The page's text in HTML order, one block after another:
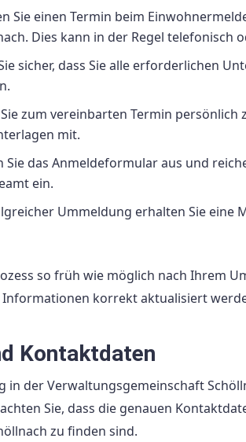
Sie einen Termin beim
Dies kann in der Regel telefonisch
sicher, dass Sie alle erforderlichen
Sie zum vereinbarten Termin
mit.
Sie das Anmeldeformular aus und
ein.
Ummeldung erhalten Sie eine
so früh wie möglich nach Ihrem
korrekt aktualisiert
Kontaktdaten
der Verwaltungsgemeinschaft
Sie, dass die genauen
zu finden sind.